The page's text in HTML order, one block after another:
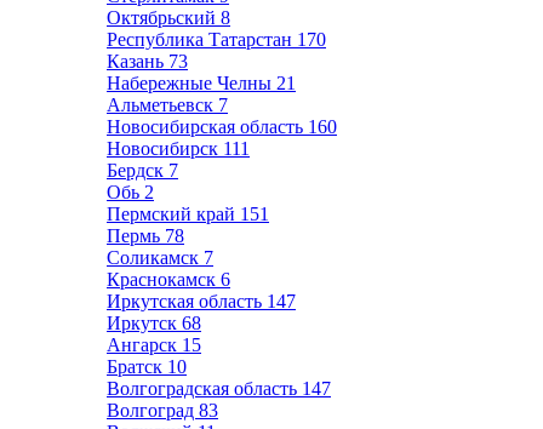
Октябрьский 8
Республика Татарстан 170
Казань 73
Набережные Челны 21
Альметьевск 7
Новосибирская область 160
Новосибирск 111
Бердск 7
Обь 2
Пермский край 151
Пермь 78
Соликамск 7
Краснокамск 6
Иркутская область 147
Иркутск 68
Ангарск 15
Братск 10
Волгоградская область 147
Волгоград 83